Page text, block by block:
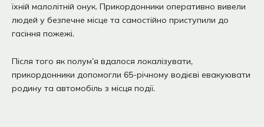
їхній малолітній онук. Прикордонники оперативно вивели
людей у безпечне місце та самостійно приступили до
гасіння пожежі.
Після того як полум’я вдалося локалізувати,
прикордонники допомогли 65-річному водієві евакуювати
родину та автомобіль з місця події.